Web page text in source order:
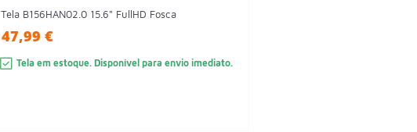
Tela B156HAN02.0 15.6" FullHD Fosca
47,99 €
Tela em estoque. Disponível para envio imediato.